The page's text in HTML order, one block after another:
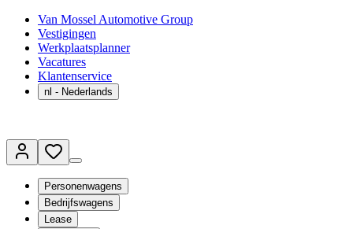
Van Mossel Automotive Group
Vestigingen
Werkplaatsplanner
Vacatures
Klantenservice
nl - Nederlands
Personenwagens
Bedrijfswagens
Lease